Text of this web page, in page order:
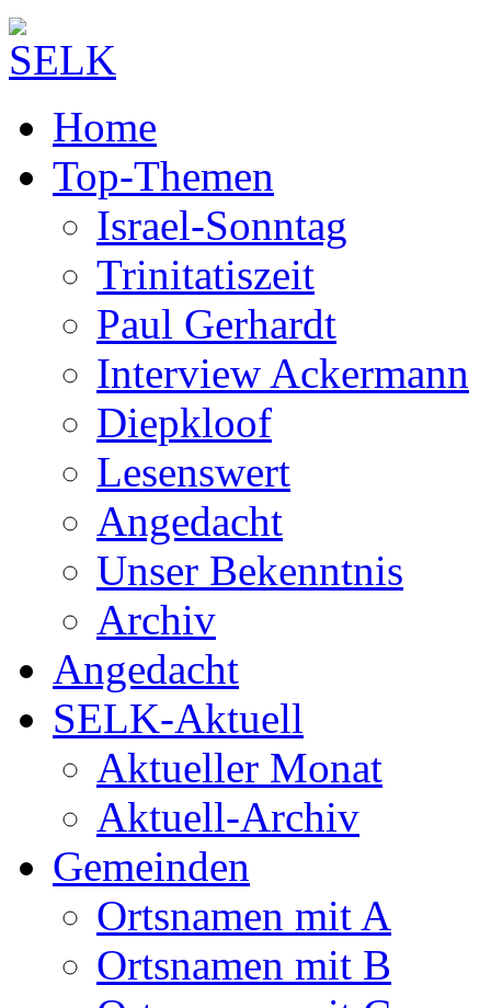
Home
Top-Themen
Israel-Sonntag
Trinitatiszeit
Paul Gerhardt
Interview Ackermann
Diepkloof
Lesenswert
Angedacht
Unser Bekenntnis
Archiv
Angedacht
SELK-Aktuell
Aktueller Monat
Aktuell-Archiv
Gemeinden
Ortsnamen mit A
Ortsnamen mit B